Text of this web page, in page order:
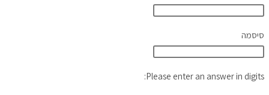
סיסמה
Please enter an answer in digits: